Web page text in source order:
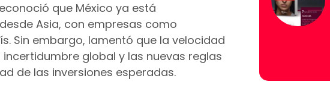
que México ya está
Asia, con empresas como
Sin embargo, lamentó que la velocidad
global y las nuevas reglas
de las inversiones esperadas.